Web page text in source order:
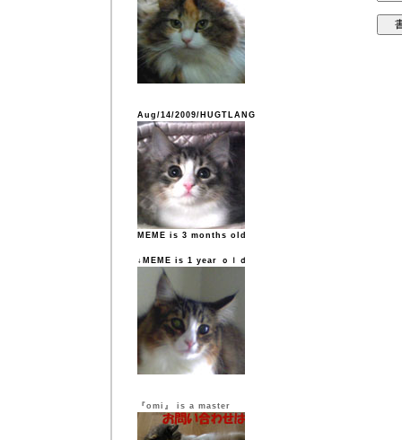
Aug/14/2009/HUGTLANG
MEME is 3 months old
↓MEME is 1 year ｏｌｄ
『omi』 is a master